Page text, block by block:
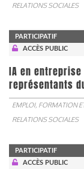
RELATIONS SOCIALES
PARTICIPATIF
ACCÈS PUBLIC
IA en
représentants
EMPLOI, FORMATION
RELATIONS SOCIALES
PARTICIPATIF
ACCÈS PUBLIC